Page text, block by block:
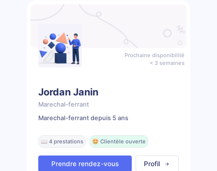
Prochaine disponibilité
< 3 semaines
Jordan Janin
Marechal-ferrant
Marechal-ferrant depuis 5 ans
📖 4 prestations 🤩 Clientèle ouverte
Prendre rendez-vous Profil